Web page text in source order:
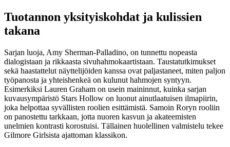
Tuotannon yksityiskohdat ja kulissien
takana
Sarjan luoja, Amy Sherman-Palladino, on tunnettu nopeasta
dialogistaan ja rikkaasta sivuhahmokaartistaan. Taustatutkimukset
sekä haastattelut näyttelijöiden kanssa ovat paljastaneet, miten paljon
työpanosta ja yhteishenkeä on kulunut hahmojen syntyyn.
Esimerkiksi Lauren Graham on usein maininnut, kuinka sarjan
kuvausympäristö Stars Hollow on luonut ainutlaatuisen ilmapiirin,
joka helpottaa syvällisten roolien esittämistä. Samoin Roryn rooliin
on panostettu tarkkaan, jotta nuoren kasvun ja akateemisten
unelmien kontrasti korostuisi. Tällainen huolellinen valmistelu tekee
Gilmore Girlsista ajattoman klassikon.